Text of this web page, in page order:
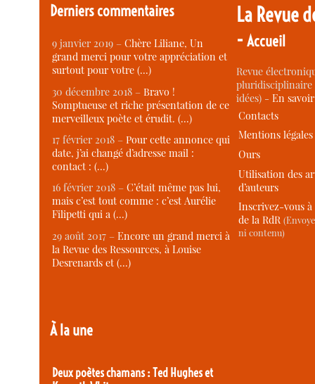
Derniers commentaires
9 janvier 2019 –Chère Liliane, Un
grand merci pour votre appréciation et
surtout pour votre (…)
30 décembre 2018 –Bravo !
Somptueuse et riche présentation de ce
merveilleux poète et érudit. (…)
17 février 2018 –Pour cette annonce qui
date, j’ai changé d’adresse mail :
contact : (…)
16 février 2018 –C’était même pas lui,
mais c’est tout comme : c’est Aurélie
Filipetti qui a (…)
29 août 2017 –Encore un grand merci à
la Revue des Ressources, à Louise
Desrenards et (…)
À la une
Deux poètes chamans : Ted Hughes et
La Revue
-Accueil
Revue
idées) -En
Contacts
Mentions légales
Ours
Utilisation des
d’auteurs
Inscrivez-vous
de la RdR
ni contenu)